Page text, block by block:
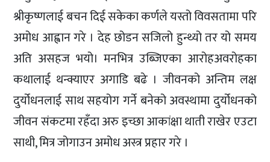
श्रीकृष्णलाई बचन दिई सकेका कर्णले यस्तो विवसतामा परि
अमोध आह्वान गरे । देह छोडन सजिलो हुन्थ्यो तर यो समय
अति असहज भयो। मनभित्र उब्जिएका आरोहअवरोहका
कथालाई थन्क्याएर अगाडि बढे । जीवनको अन्तिम लक्ष
दुर्योधनलाई साथ सहयोग गर्ने बनेको अवस्थामा दुर्योधनको
जीवन संकटमा रहँदा अरु इच्छा आकांक्षा थाती राखेर एउटा
साथी, मित्र जोगाउन अमोध अस्त्र प्रहार गरे ।